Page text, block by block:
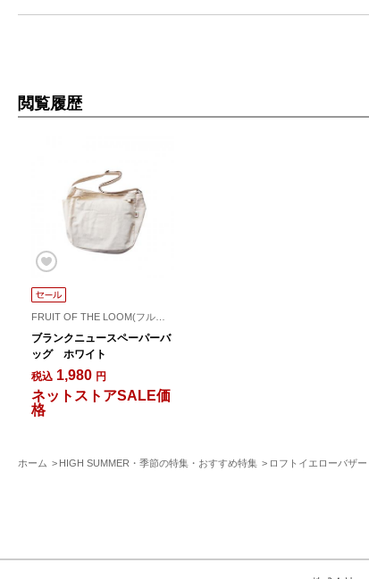
閲覧履歴
ブランクニュースペーパーバ
ッグ ホワイト
税込 1,980 円
ネットストアSALE価
格
ホーム HIGH SUMMER・季節の特集・おすすめ特集 ロフトイエローバザー